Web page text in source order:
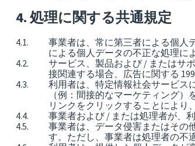
処理に関する共通規定
事業者は、常に第三者による個人
による個人データの不正な処理に
サービス、製品および / またはサ
接関連する場合、広告に関する
利用者は、特定情報社会サービス
（例：間接的なマーケティング
リンクをクリックすることにより
事業者および / または処理者が、
事業者は、データ侵害またはその
す。ただし、事業者は処理者の不